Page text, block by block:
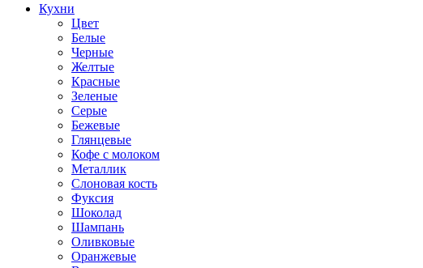
Кухни
Цвет
Белые
Черные
Желтые
Красные
Зеленые
Серые
Бежевые
Глянцевые
Кофе с молоком
Металлик
Слоновая кость
Фуксия
Шоколад
Шампань
Оливковые
Оранжевые